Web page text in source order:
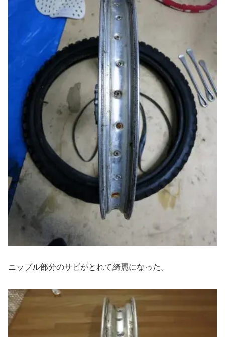
ニップル部分のサビがとれて綺麗になった。